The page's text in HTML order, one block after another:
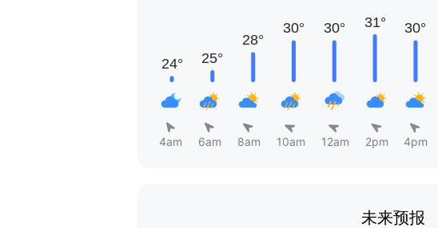
4am 6am 8am 10am 12am 2pm 4pm
未来预报